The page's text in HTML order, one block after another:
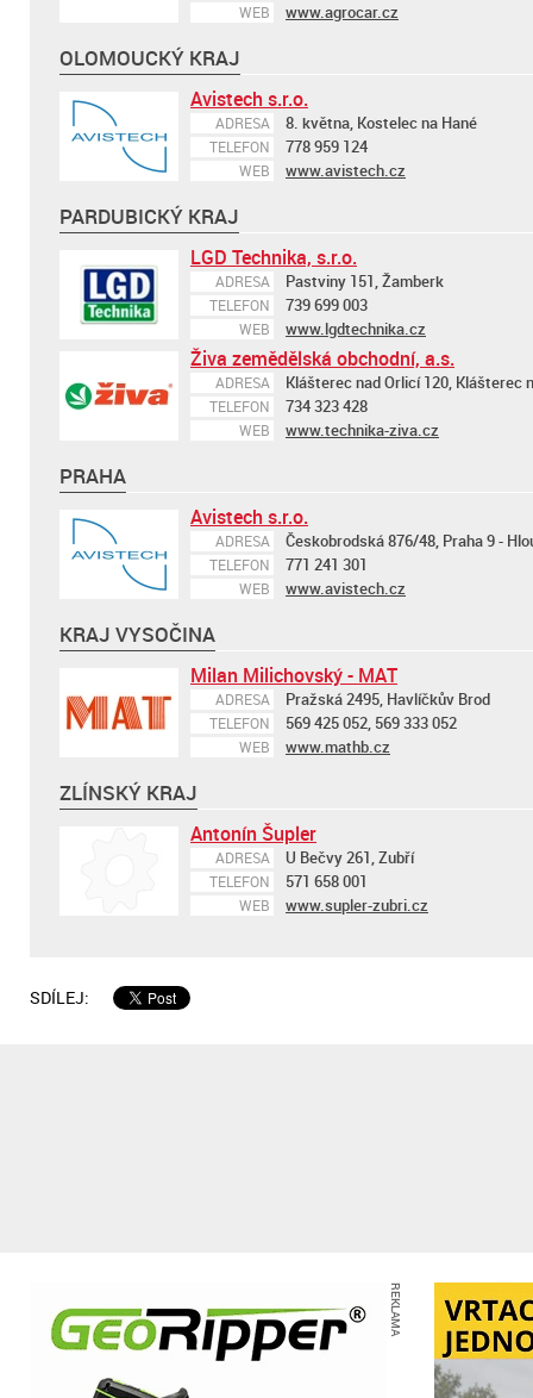
WEB www.agrocar.cz
OLOMOUCKÝ KRAJ
Avistech s.r.o.
ADRESA 8. května, Kostelec na Hané
TELEFON 778 959 124
WEB www.avistech.cz
PARDUBICKÝ KRAJ
LGD Technika, s.r.o.
ADRESA Pastviny 151, Žamberk
TELEFON 739 699 003
WEB www.lgdtechnika.cz
Živa zemědělská obchodní, a.s.
ADRESA Klášterec nad Orlicí 120, Klášterec
TELEFON 734 323 428
WEB www.technika-ziva.cz
PRAHA
Avistech s.r.o.
ADRESA Českobrodská 876/48, Praha 9 -
TELEFON 771 241 301
WEB www.avistech.cz
KRAJ VYSOČINA
Milan Milichovský - MAT
ADRESA Pražská 2495, Havlíčkův Brod
TELEFON 569 425 052, 569 333 052
WEB www.mathb.cz
ZLÍNSKÝ KRAJ
Antonín Šupler
ADRESA U Bečvy 261, Zubří
TELEFON 571 658 001
WEB www.supler-zubri.cz
SDÍLEJ:
REKLAMA